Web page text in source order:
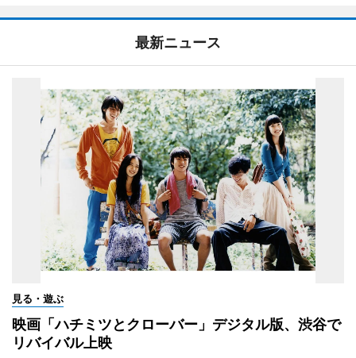
最新ニュース
見る・遊ぶ
映画「ハチミツとクローバー」デジタル版、渋谷で
リバイバル上映